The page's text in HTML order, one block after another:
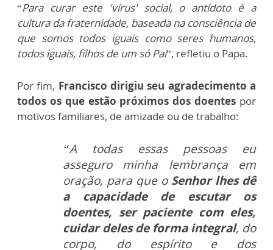
“Para curar este 'vírus' social, o antídoto é a
cultura da fraternidade, baseada na consciência de
que somos todos iguais como seres humanos,
todos iguais, filhos de um só Pai”, refletiu o Papa.
Por fim, Francisco dirigiu seu agradecimento a
todos os que estão próximos dos doentes por
motivos familiares, de amizade ou de trabalho:
“A todas essas pessoas eu
asseguro minha lembrança em
oração, para que o Senhor lhes dê
a capacidade de escutar os
doentes, ser paciente com eles,
cuidar deles de forma integral, do
corpo, do espírito e dos